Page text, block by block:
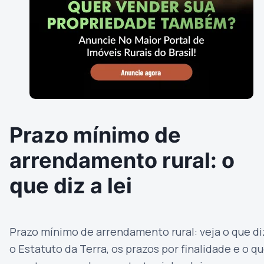
Prazo mínimo de
arrendamento rural: o
que diz a lei
Prazo mínimo de arrendamento rural: veja o que
o Estatuto da Terra, os prazos por finalidade e o